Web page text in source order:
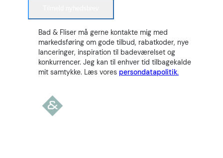
Bad & Fliser må gerne kontakte mig med
markedsføring om gode tilbud, rabatkoder, nye
lanceringer, inspiration til badeværelset og
konkurrencer. Jeg kan til enhver tid tilbagekalde
mit samtykke. Læs vores persondatapolitik.